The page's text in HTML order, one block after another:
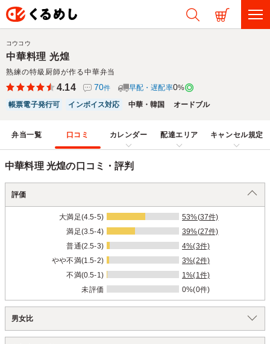
中華料理 光煌
熟練の特級厨師が作る中華弁当
コウコウ
4.14 70件 早配・遅配率0%
帳票電子発行可
インボイス対応 中華・韓国 オードブル
弁当一覧 口コミ カレンダー 配達エリア キャンセル規定
中華料理 光煌の口コミ・評判
評価
大満足(4.5-5)
53%(37件)
満足(3.5-4)
39%(27件)
普通(2.5-3)
4%(3件)
やや不満(1.5-2)
3%(2件)
不満(0.5-1)
1%(1件)
未評価
0%(0件)
男女比